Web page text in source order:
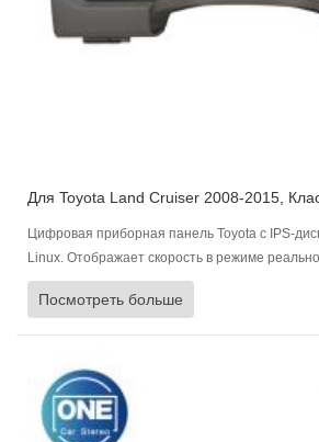
Цифровая приборная панель Toyota с IPS-
Linux. Отображает скорость в режиме
двигателя, уровень топлива, состояние
шинах, многоязычность и быструю
Посмотреть больше